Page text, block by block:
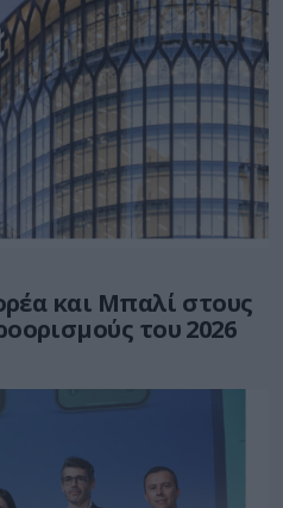
και Μπαλί στους
του 2026